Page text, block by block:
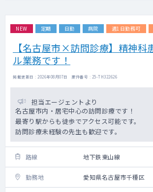
NEW 定期 日勤 病院 週1日勤務可
【名古屋市×訪問診療】精神科
ル業務です！
掲載更新日 : 2026年08月07日 案件番号 : 25-TH322626
担当エージェントより
名古屋市内・居宅中心の訪問診療です！
最寄り駅からも徒歩でアクセス可能です。
訪問診療未経験の先生も歓迎です。
路線 地下鉄東山線
勤務地 愛知県名古屋市千種区